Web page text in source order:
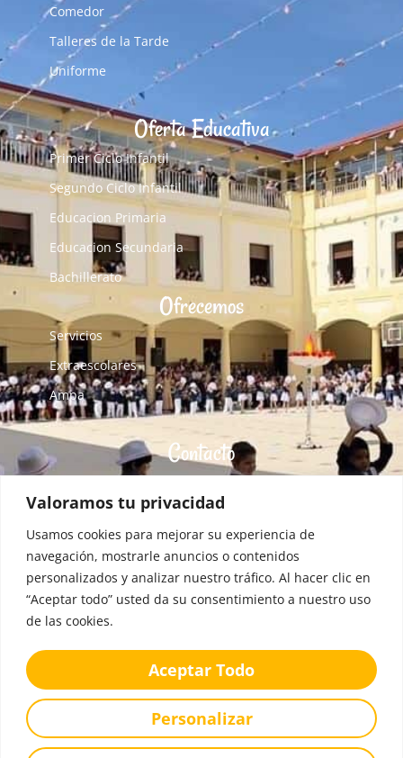
Valoramos tu privacidad
Usamos cookies para mejorar su experiencia de
navegación, mostrarle anuncios o contenidos
personalizados y analizar nuestro tráfico. Al hacer clic en
“Aceptar todo” usted da su consentimiento a nuestro uso
de las cookies.
Personalizar
Aceptar Todo
Comedor
Talleres de la Tarde
Uniforme
Oferta Educativa
Primer Ciclo Infantil
Segundo Ciclo Infantil
Educacion Primaria
Educacion Secundaria
Bachillerato
Ofrecemos
Servicios
Extraescolares
Ampa
Contacto
colegio@blancadecastilla.es
34001650@educa.jcyl.es
+34 979 706 552